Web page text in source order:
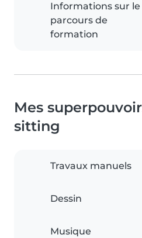
Informations sur le
parcours de
formation
Mes
sitting
Travaux manuels
Dessin
Musique